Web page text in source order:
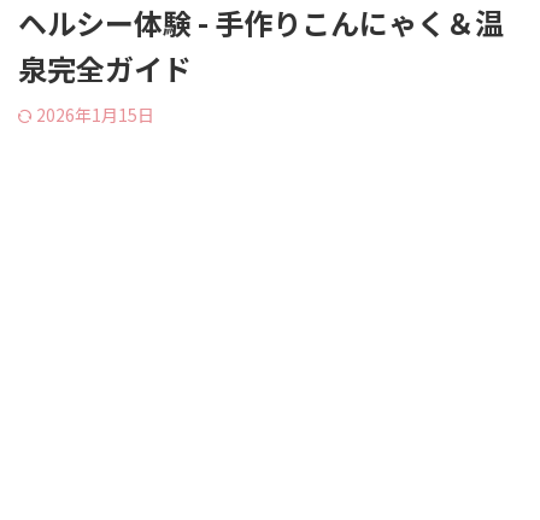
ヘルシー体験 - 手作りこんにゃく＆温
泉完全ガイド
2026年1月15日